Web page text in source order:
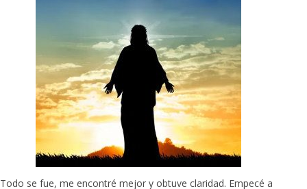
Todo se fue, me encontré mejor y obtuve claridad. Empecé a